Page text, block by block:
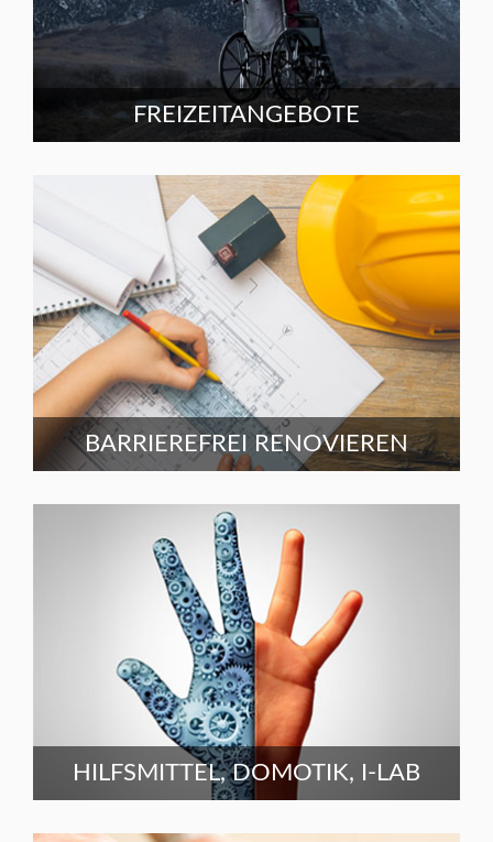
FREIZEITANGEBOTE
BARRIEREFREI RENOVIEREN
HILFSMITTEL, DOMOTIK, I-LAB